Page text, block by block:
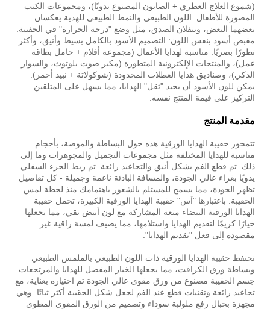
(شموع العلاج العطري + الصابون المصنوع يدويًا)، ومجموعات الكتب
المصورة للأطفال. اللون الطبيعي والنمط الطبيعي للهدية يعكسان
بعضهما البعض، وينقلان الصدق، مثل وضع "درجة الحرارة" في الحقيبة.
مقبض أسود بنفس اللون: التصميم الأسود بالكامل بسيط وأنيق، وأكثر
تطورًا بصريًا. مناسبة لهدايا الأعمال (مجموعة أقلام + حامل بطاقة
عمل)، والمنتجات الإلكترونية المتطورة (مكبر صوت بلوتوث، والسوار
الذكي)، وصناديق هدايا العطلات المحدودة (شوكولاتة + نبيذ أحمر).
يمكن للون الأسود أن يحيد "ثقل" الهدايا، مما يسهل على المتلقين
التركيز على قيمة المنتج نفسه.
مقدمة المنتج
تتمحور حقيبة الهدايا الورقية هذه حول البساطة والموضة، بأحجام
مناسبة للهدايا المختلفة مثل مجموعات التجميل والمجوهرات وما إلى
ذلك. تم قطع الفم بشكل أنيق والتجاعيد رائعة. تم ربط الجزء السفلي
يدويًا بغراء عالي الجودة، والمسافة البادئة ناعمة وجميلة - كل تفاصيل
تظهر الجودة، مما يسمح للمستلم بالشعور باهتمامك منذ لحظة لمس
الحقيبة. باعتبارها "آس" حقيبة الهدايا الورقية الكبيرة، تحمل حقيبة
الهدايا الورقية البيضاء متعة المشاركة مع لون أبيض نقي، مما يجعلها
خيارًا كريمًا لتقديم الهدايا واستلامها، مما يضيف لمسة راقية غير
مقصودة إلى فعل "تقديم الهدايا".
تحتفظ حقيبة الهدايا الورقية ذات اللون الطبيعي بالملمس الطبيعي
وبساطة ورق الكرافت، مما يجعلها الخيار المفضل للهدايا والمرتجعات.
جسم الحقيبة مصنوع من ورق مقوى عالي الجودة تم اختياره بعناية، مع
تجاعيد رائعة وتقنيات قطع عند الفم لجعل شكل الحقيبة أكثر ثباتًا. وهي
مجهزة بحبال رفع ملولبة سوداء وتصميم من الورق المقوى المطوي